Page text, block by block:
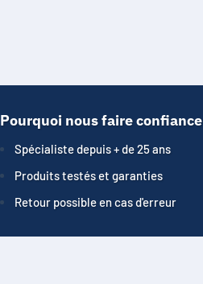
Pourquoi nous faire confiance
Spécialiste depuis + de 25 ans
Produits testés et garanties
Retour possible en cas d'erreur